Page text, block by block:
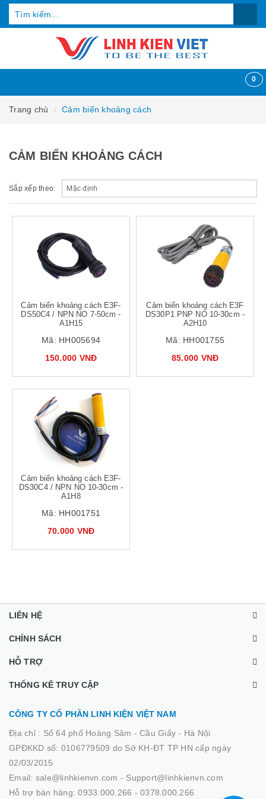
0
Trang chủ Cảm biến khoảng cách
CẢM BIẾN KHOẢNG CÁCH
Sắp xếp theo:
Cảm biến khoảng cách E3F-
DS50C4 / NPN NO 7-50cm -
A1H15
Mã: HH005694
150.000 VNĐ
Cảm biến khoảng cách E3F
DS30P1 PNP NO 10-30cm -
A2H10
Mã: HH001755
85.000 VNĐ
Cảm biến khoảng cách E3F-
DS30C4 / NPN NO 10-30cm -
A1H8
Mã: HH001751
70.000 VNĐ
LIÊN HỆ
CHÍNH SÁCH
HỖ TRỢ
THỐNG KÊ TRUY CẬP
CÔNG TY CỔ PHẦN LINH KIỆN VIỆT NAM
Địa chỉ : Số 64 phố Hoàng Sâm - Cầu Giấy - Hà Nội
GPĐKKD số: 0106779509 do Sở KH-ĐT TP HN cấp ngày
02/03/2015
Email: sale@linhkienvn.com - Support@linhkienvn.com
Hỗ trợ bán hàng: 0933.000.266 - 0378.000.266